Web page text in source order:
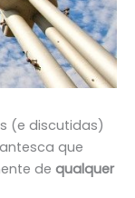
(e discutidas)
que
de qualquer